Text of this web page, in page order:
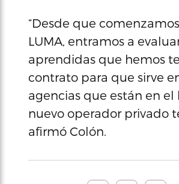
“Desde que
LUMA, entramos a
aprendidas que hemos
contrato para que sirve
agencias que están en
nuevo operador privado
afirmó Colón.